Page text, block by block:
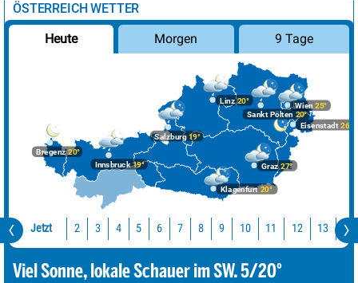
ÖSTERREICH WETTER
Heute Morgen 9 Tage
Bregenz20°
Graz27°
Innsbruck19°
Klagenfurt 20°
Linz20°
Salzburg19°
Wien 25°
Eisenstadt 26°
Sankt Pölten 20°
Jetzt 2 3 4 5 6 7 8 9 10 11 12 13 14
Viel Sonne, lokale Schauer im SW. 5/20°